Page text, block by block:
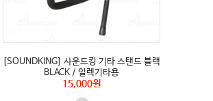
[SOUNDKING] 사운드킹 기타 스탠드 블랙
BLACK / 일렉기타용
15,000원